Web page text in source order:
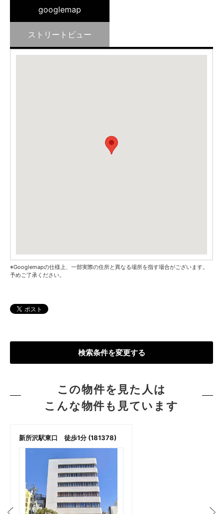
googlemap
ストリートビュー
※Googlemapの仕様上、一部実際の住所と異なる場所を指す場合がございます。
予めご了承ください。
検索条件を変更する
この物件を見た人は
こんな物件も見ています
新所沢駅東口 徒歩1分 (181378)